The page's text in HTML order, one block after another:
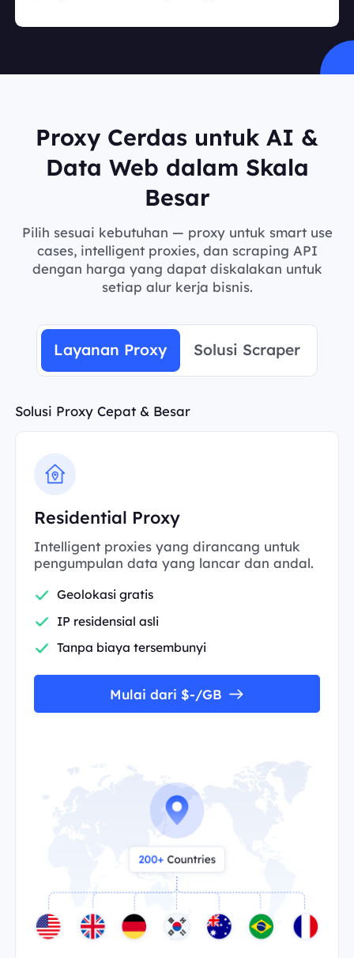
Proxy Cerdas untuk AI &
Data Web dalam Skala
Besar
Pilih sesuai kebutuhan — proxy untuk smart use
cases, intelligent proxies, dan scraping API
dengan harga yang dapat diskalakan untuk
setiap alur kerja bisnis.
Layanan Proxy Solusi Scraper
Solusi Proxy Cepat & Besar
Residential Proxy
Intelligent proxies yang dirancang untuk
pengumpulan data yang lancar dan andal.
Geolokasi gratis
IP residensial asli
Tanpa biaya tersembunyi
Mulai dari $-/GB